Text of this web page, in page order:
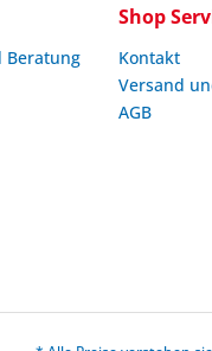
Beratung
Shop
Kontakt
Versand
AGB